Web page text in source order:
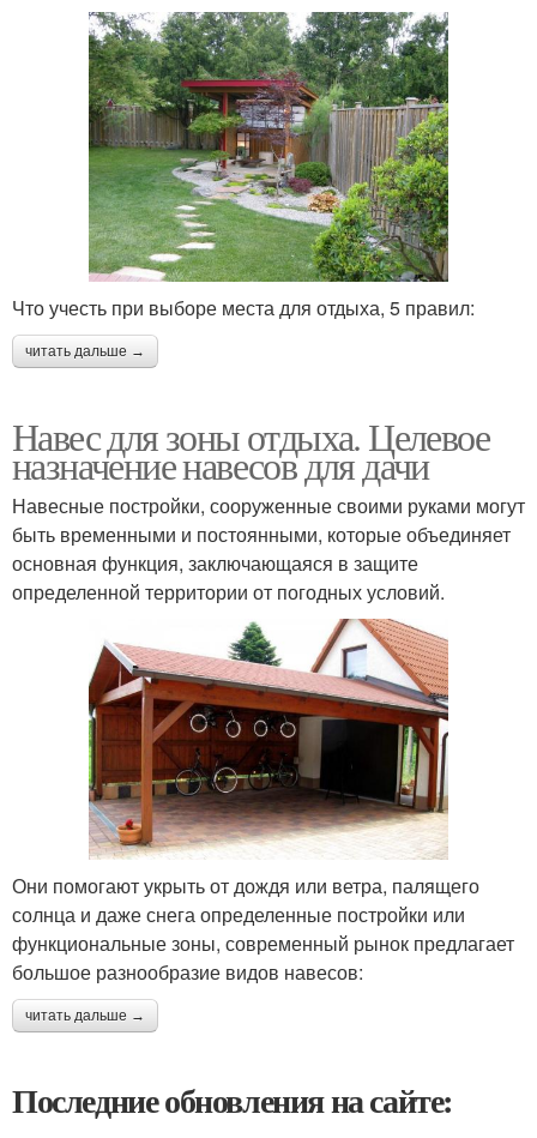
Что учесть при выборе места для отдыха, 5 правил:
читать дальше →
Навес для зоны отдыха. Целевое
назначение навесов для дачи
Навесные постройки, сооруженные своими руками могут
быть временными и постоянными, которые объединяет
основная функция, заключающаяся в защите
определенной территории от погодных условий.
Они помогают укрыть от дождя или ветра, палящего
солнца и даже снега определенные постройки или
функциональные зоны, современный рынок предлагает
большое разнообразие видов навесов:
читать дальше →
Последние обновления на сайте: